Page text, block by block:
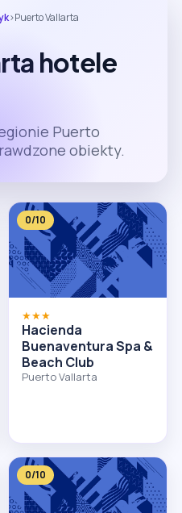
›Puerto Vallarta
hotele
Puerto
obiekty.
0/10
★★★
Hacienda
Buenaventura Spa &
Beach Club
Puerto Vallarta
0/10